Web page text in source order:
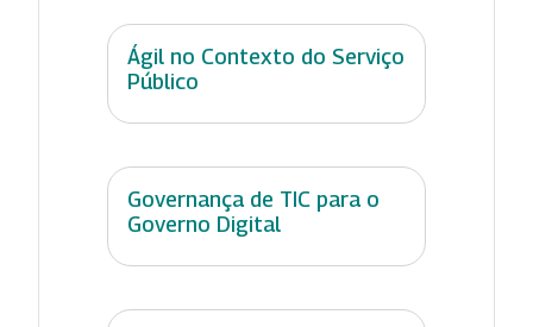
Ágil no Contexto do Serviço
Público
Governança de TIC para o
Governo Digital